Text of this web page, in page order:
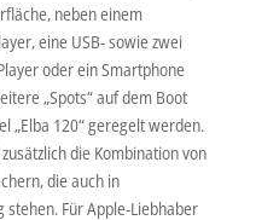
neben einem
eine USB- sowie zwei
oder ein Smartphone
„Spots“ auf dem Boot
„Elba 120“ geregelt werden.
die Kombination von
die auch in
Für Apple-Liebhaber